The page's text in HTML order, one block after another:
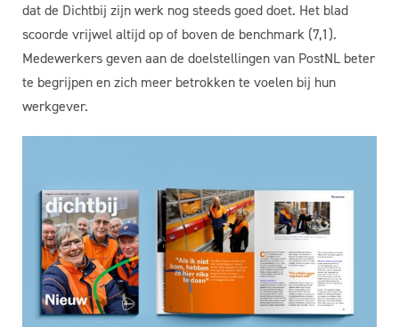
dat de Dichtbij zijn werk nog steeds goed doet. Het blad
scoorde vrijwel altijd op of boven de benchmark (7,1).
Medewerkers geven aan de doelstellingen van PostNL beter
te begrijpen en zich meer betrokken te voelen bij hun
werkgever.